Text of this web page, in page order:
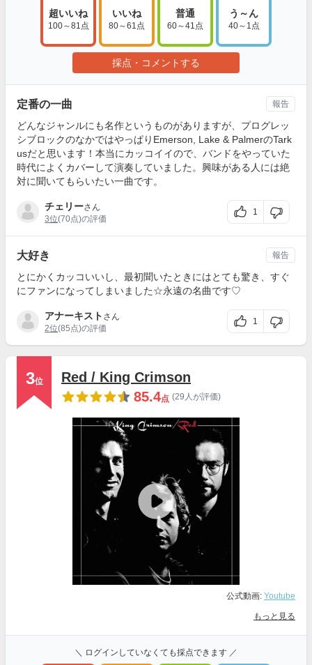
超いいね
100～81点
いいね
80～61点
普通
60～41点
う～ん
40～1点
採点・コメントする
定番の一曲
どんなジャンルにも名作というものがありますが、プログレッ
シブロックのなかではやっぱりEmerson, Lake & PalmerのTark
usだと思います！本当にカッコイイので、バンドをやっていた
時代によくカバーして演奏していました。興味がある人には絶
対に聞いてもらいたい一曲です。
チェリーさん
3位(70点)の評価
1
報告
大好き
とにかくカッコいいし、最初聞いたときにはとても驚き、すぐ
にファンになってしまいました☆永遠の名曲です♡
アナーキスト さん
2位(85点)の評価
1
報告
3位
Red / King Crimson
85.4点 (29人が評価)
公式動画: Youtube
もっと見る
＼ ログインしていなくても採点できます ／